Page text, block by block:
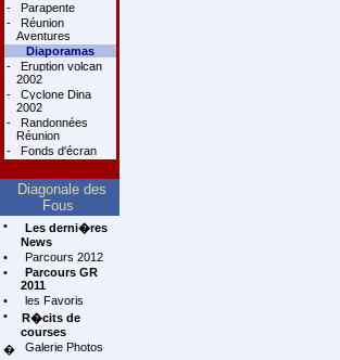
-
Parapente
-
Réunion
Aventures
Diaporamas
-
Eruption volcan
2002
-
Cyclone Dina
2002
-
Randonnées
Réunion
-
Fonds d'écran
Diagonale des
Fous
•
Les derni�res
News
•
Parcours 2012
•
Parcours GR
2011
•
les Favoris
•
R�cits de
courses
�
Galerie Photos